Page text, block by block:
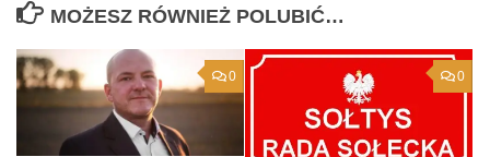
MOŻESZ RÓWNIEŻ POLUBIĆ…
0 0